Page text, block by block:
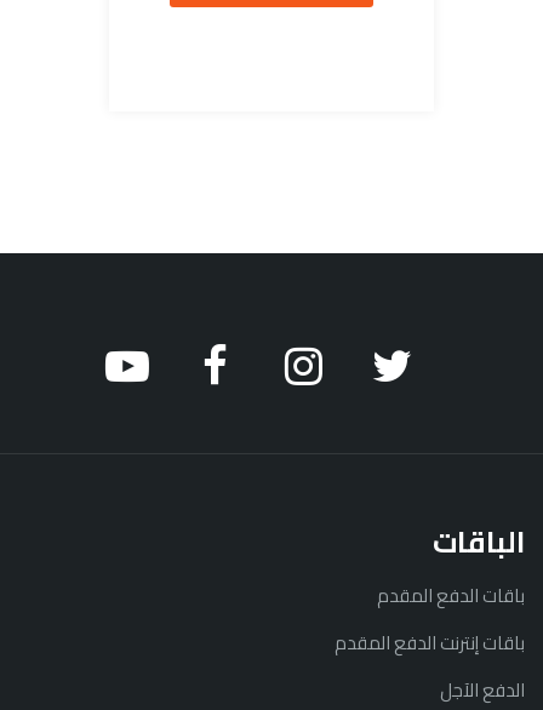
الباقات
باقات الدفع المقدم
باقات إنترنت الدفع المقدم
الدفع الآجل